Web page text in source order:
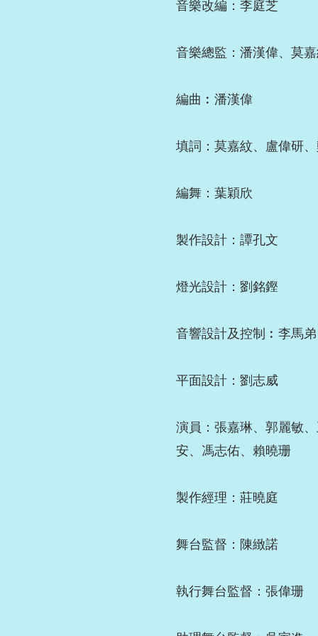
音樂總監：潘漢偉、莫
編曲︰潘漢偉
填詞：莫嘉紋、盧偉研
編舞：葉穎欣
製作設計：譚孔文
燈光設計：劉銘鏗
音響設計及控制︰李馬弟
平面設計：劉志威
演員：張嘉琳、郭麗敏
安、馮志佑、賴曉珊
製作經理：莊曉庭
舞台監督：陳緻諾
執行舞台監督：張偉珊